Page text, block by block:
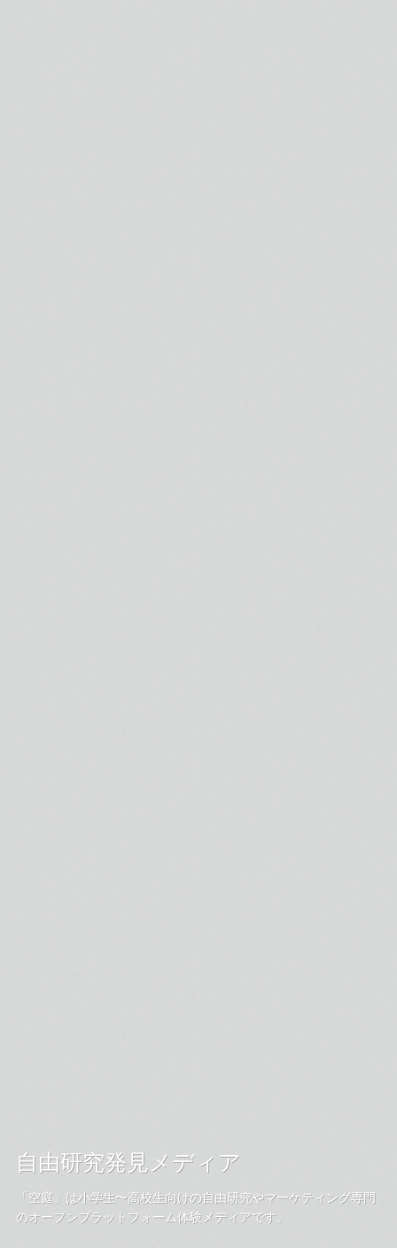
自由研究発見メディア
「空庭」は小学生〜高校生向けの自由研究やマーケティング専門
のオープンプラットフォーム体験メディアです。